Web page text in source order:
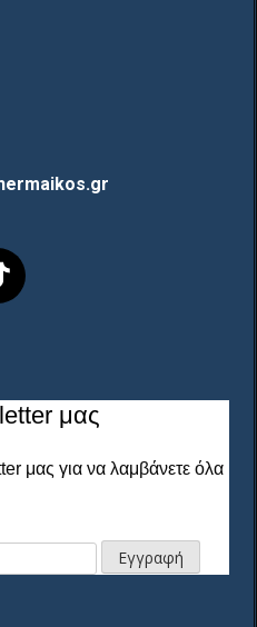
μας
μας για να λαμβάνετε όλα